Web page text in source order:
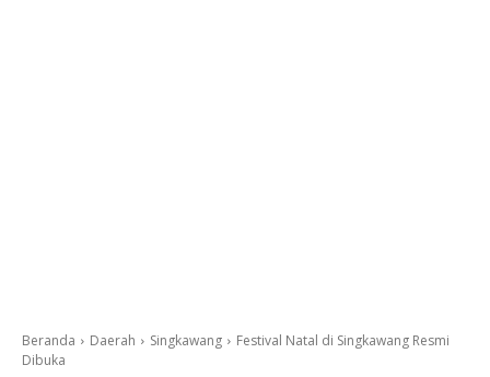
Beranda Daerah Singkawang
Festival Natal di Singkawang Resmi
Dibuka